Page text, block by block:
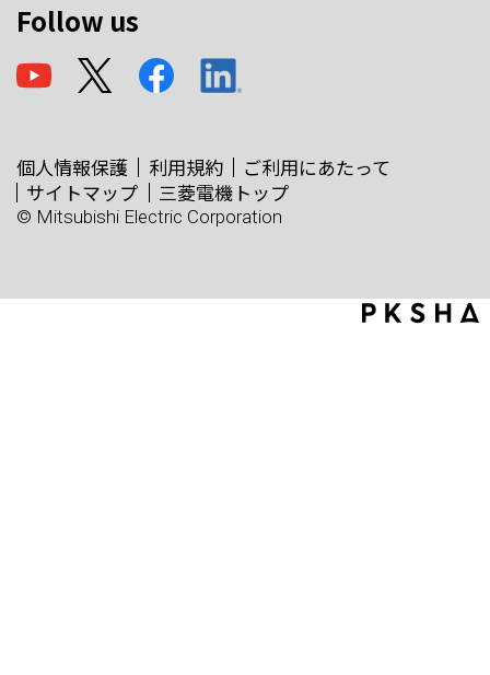
Follow us
個人情報保護 利用規約
ご利用にあたって
サイトマップ
三菱電機トップ
© Mitsubishi Electric Corporation